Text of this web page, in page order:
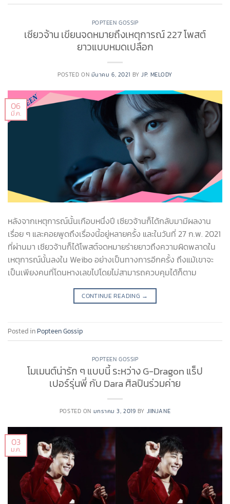
POPTEEN GOSSIP
เซียวจ้าน เขียนจดหมายถึงเหตุการณ์ 227 โพสต์
ยาวแบบหมดเปลือก
POSTED ON มีนาคม 6, 2021 BYJP. MELODY
06
มี.ค.
หลังจากเหตุการณ์นั้นเกือบหนึ่งปี เซียวจ้านก็ได้กลับมามีผลงาน
เรื่อย ๆ และคอยพูดถึงเรื่องนี้อยู่หลายครั้ง และในวันที่ 27 ก.พ. 2021
ที่ผ่านมา เซียวจ้านก็ได้โพสต์จดหมายร่ายยาวถึงความผิดพลาดใน
เหตุการณ์นั้นลงใน Weibo อย่างเป็นทางการอีกครั้ง ถึงแม้เขาจะ
เป็นเพียงคนที่โดนหางเลขไปโดยไม่สามารถควบคุมได้ก็ตาม
CONTINUE READING →
Posted in Popteen Gossip
POPTEEN GOSSIP
โมเมนต์น่ารัก ๆ แบบนี้ ระหว่าง G-Dragon แร็ป
เปอร์รุ่นพี่ กับ Dara ศิลปินร่วมค่าย
POSTED ON มกราคม 3, 2019 BY JIINJANE
03
ม.ค.